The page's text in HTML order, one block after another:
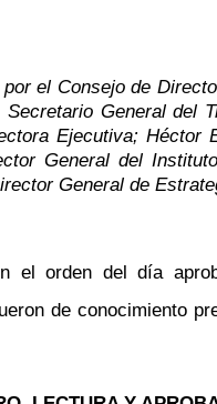
el Consejo de
General del
Ejecutiva; Héctor
General del
General de
el orden del día
de conocimiento